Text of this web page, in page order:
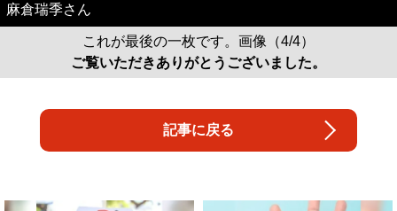
麻倉瑞季さん
これが最後の一枚です。画像（4/4）
ご覧いただきありがとうございました。
記事に戻る